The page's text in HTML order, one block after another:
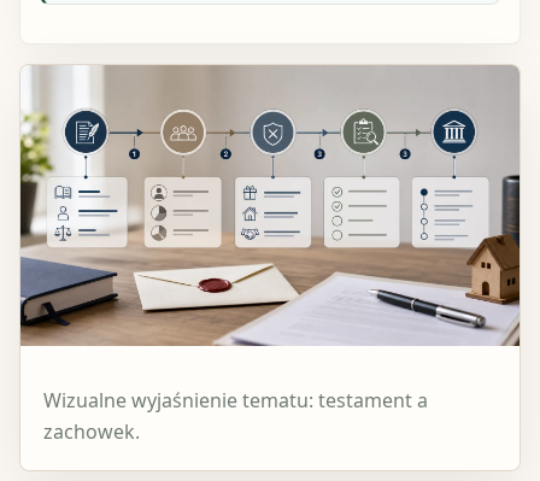
Wizualne wyjaśnienie tematu: testament a
zachowek.